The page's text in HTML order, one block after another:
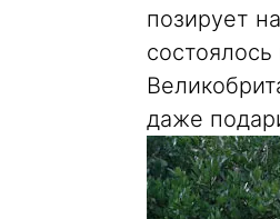
позирует
даже